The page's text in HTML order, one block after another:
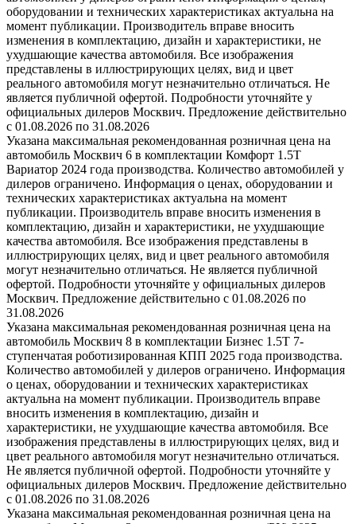
оборудовании и технических характеристиках актуальна на
момент публикации. Производитель вправе вносить
изменения в комплектацию, дизайн и характеристики, не
ухудшающие качества автомобиля. Все изображения
представлены в иллюстрирующих целях, вид и цвет
реального автомобиля могут незначительно отличаться. Не
является публичной офертой. Подробности уточняйте у
официальных дилеров Москвич. Предложение действительно
с 01.08.2026 по 31.08.2026
Указана максимальная рекомендованная розничная цена на
автомобиль Москвич 6 в комплектации Комфорт 1.5T
Вариатор 2024 года производства. Количество автомобилей у
дилеров ограничено. Информация о ценах, оборудовании и
технических характеристиках актуальна на момент
публикации. Производитель вправе вносить изменения в
комплектацию, дизайн и характеристики, не ухудшающие
качества автомобиля. Все изображения представлены в
иллюстрирующих целях, вид и цвет реального автомобиля
могут незначительно отличаться. Не является публичной
офертой. Подробности уточняйте у официальных дилеров
Москвич. Предложение действительно с 01.08.2026 по
31.08.2026
Указана максимальная рекомендованная розничная цена на
автомобиль Москвич 8 в комплектации Бизнес 1.5T 7-
ступенчатая роботизированная КПП 2025 года производства.
Количество автомобилей у дилеров ограничено. Информация
о ценах, оборудовании и технических характеристиках
актуальна на момент публикации. Производитель вправе
вносить изменения в комплектацию, дизайн и
характеристики, не ухудшающие качества автомобиля. Все
изображения представлены в иллюстрирующих целях, вид и
цвет реального автомобиля могут незначительно отличаться.
Не является публичной офертой. Подробности уточняйте у
официальных дилеров Москвич. Предложение действительно
с 01.08.2026 по 31.08.2026
Указана максимальная рекомендованная розничная цена на